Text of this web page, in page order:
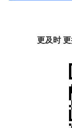
更及时